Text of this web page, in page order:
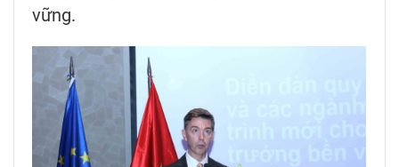
vững.